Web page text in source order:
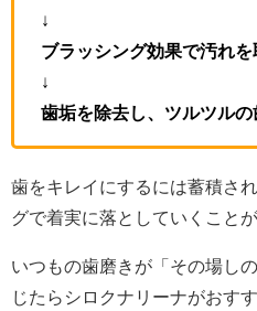
↓
ブラッシング効果で汚れを
↓
歯垢を除去し、ツルツルの
歯をキレイにするには蓄積さ
グで着実に落としていくことが
いつもの歯磨きが「その場し
じたらシロクナリーナがおすす